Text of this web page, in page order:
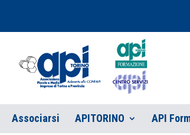
Associarsi APITORINO API